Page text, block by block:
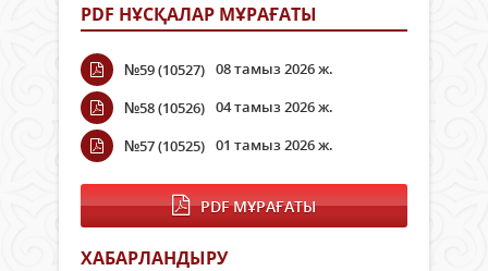
PDF НҰСҚАЛАР МҰРАҒАТЫ
№59 (10527) 08 тамыз 2026 ж.
№58 (10526) 04 тамыз 2026 ж.
№57 (10525) 01 тамыз 2026 ж.
PDF МҰРАҒАТЫ
ХАБАРЛАНДЫРУ